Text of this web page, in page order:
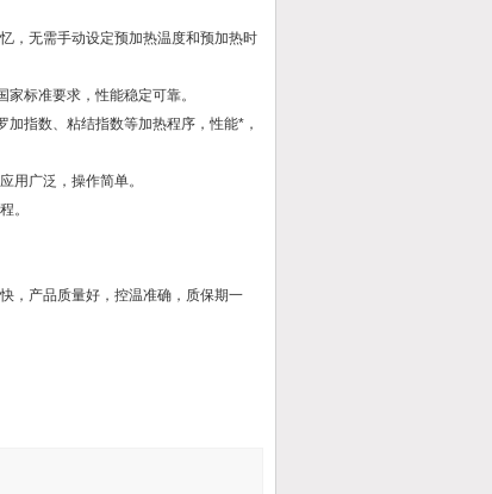
，无需手动设定预加热温度和预加热时
标准要求，性能稳定可靠。
指数、粘结指数等加热程序，性能*，
用广泛，操作简单。
。
，产品质量好，控温准确，质保期一